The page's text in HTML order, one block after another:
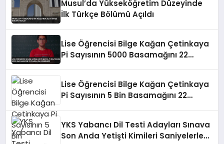
Musul’da Yükseköğretim Düzeyinde
İlk Türkçe Bölümü Açıldı
Lise Öğrencisi Bilge Kağan Çetinkaya
Pi Sayısının 5000 Basamağını 22
Lise Öğrencisi Bilge Kağan Çetinkaya
Pi Sayısının 5 Bin Basamağını 22
YKS Yabancı Dil Testi Adayları Sınava
Son Anda Yetişti Kimileri Saniyelerle